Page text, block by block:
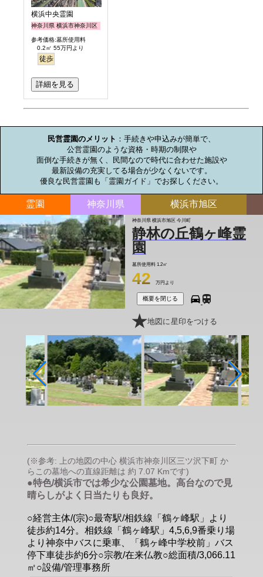
横浜中央霊園
神奈川県 横浜市神奈川区
参考価格:墓所使用料
0.2㎡ 55万円より
徒歩
詳細を見る
民営霊園のメリット ：手続きや申込みが簡単で、
公営霊園のような資格・時期の制限や
面倒な手続きが無く、民間なので時代に合わせた施設や
最新設備の充実してる場合が少なくないです。
優良な民営霊園も「霊園ガイド」でお探しください。
霊園 神奈川県 横浜市旭区
神奈川県 横浜市旭区 今川町
静林の丘鶴ヶ峰霊
園
墓所使用料 1.2㎡
42 万円より
概要を閉じる
地図に星印をつける
(※参考: 上の地図の中心 横浜市神奈川区三ツ沢下町 か
らこの墓地への直線距離は 約 7.07 Kmです)
●特色/横浜市では希少な公園墓地。高台なので見
晴らしがよく日当たりも良好。
○経営主体/(宗)○最寄駅/相鉄線「鶴ヶ峰駅」より
徒歩約14分。相鉄線「鶴ヶ峰駅」4,5,6,9番乗り場
より神奈中バスに乗車、「鶴ヶ峰中学校前」バス
停下車徒歩約6分○宗教/在来仏教○総面積/3,066.11
㎡○設備/管理事務所